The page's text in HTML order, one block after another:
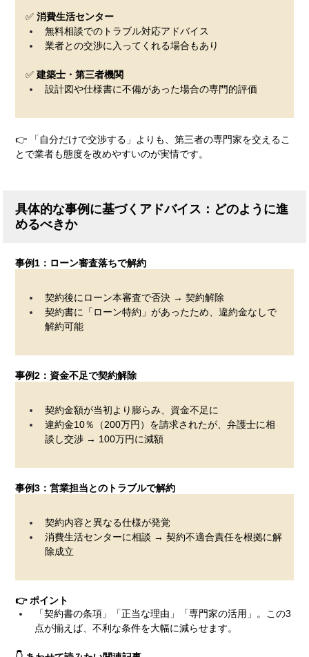
✅ 消費生活センター
無料相談でのトラブル対応アドバイス
業者との交渉に入ってくれる場合もあり
✅ 建築士・第三者機関
設計図や仕様書に不備があった場合の専門的評価
👉 「自分だけで交渉する」よりも、第三者の専門家を交えるこ
とで業者も態度を改めやすいのが実情です。
具体的な事例に基づくアドバイス：どのように進
めるべきか
事例1：ローン審査落ちで解約
契約後にローン本審査で否決 → 契約解除
契約書に「ローン特約」があったため、違約金なしで
解約可能
事例2：資金不足で契約解除
契約金額が当初より膨らみ、資金不足に
違約金10％（200万円）を請求されたが、弁護士に相
談し交渉 → 100万円に減額
事例3：営業担当とのトラブルで解約
契約内容と異なる仕様が発覚
消費生活センターに相談 → 契約不適合責任を根拠に解
除成立
👉 ポイント
「契約書の条項」「正当な理由」「専門家の活用」。この3
点が揃えば、不利な条件を大幅に減らせます。